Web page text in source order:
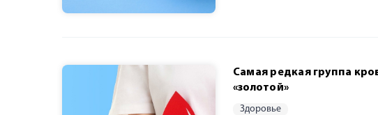
Самая редкая группа
«золотой»
здоровье